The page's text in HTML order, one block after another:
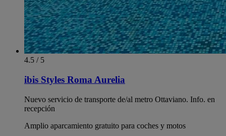
4.5 / 5
ibis Styles Roma Aurelia
Nuevo servicio de transporte de/al metro Ottaviano. Info. en
recepción
Amplio aparcamiento gratuito para coches y motos